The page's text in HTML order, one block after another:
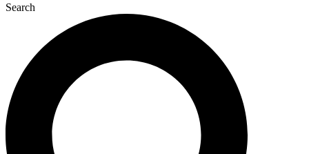
Search